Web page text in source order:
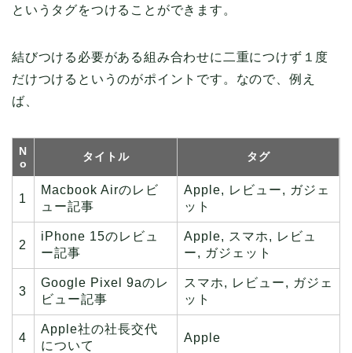
というタグをつけることができます。
結びつける必要がある組み合わせに二重につけず１度
だけつけるというのがポイントです。なので、例え
ば、
N
o
タイトル タグ
1
Macbook Airのレビ
ュー記事
Apple, レビュー, ガジェ
ット
2
iPhone 15のレビュ
ー記事
Apple, スマホ, レビュ
ー, ガジェット
3
Google Pixel 9aのレ
ビュー記事
スマホ, レビュー, ガジェ
ット
4
Apple社の社長交代
について
Apple